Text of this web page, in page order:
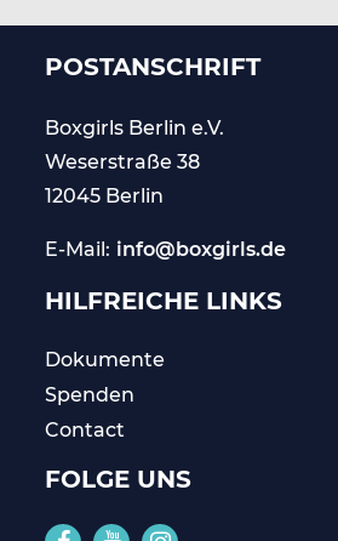
POSTANSCHRIFT
Boxgirls Berline.V.
Weserstraße 38
12045 Berlin
E-Mail: info@boxgirls.de
HILFREICHE LINKS
Dokumente
Spenden
Contact
FOLGE UNS